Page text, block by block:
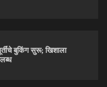
बुकिंग सुरू; खिशाला